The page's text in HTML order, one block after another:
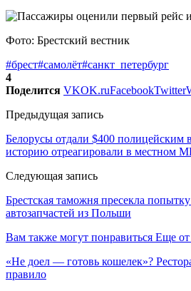
Фото: Брестский вестник
#брест#самолёт#санкт_петербург
4
Поделится VKOK.ruFacebookTwitter
Предыдущая запись
Белорусы отдали $400 полицейским
историю отреагировали в местном
Следующая запись
Брестская таможня пресекла
автозапчастей из Польши
Вам также могут понравиться Еще от
«Не доел — готовь кошелек»?
правило